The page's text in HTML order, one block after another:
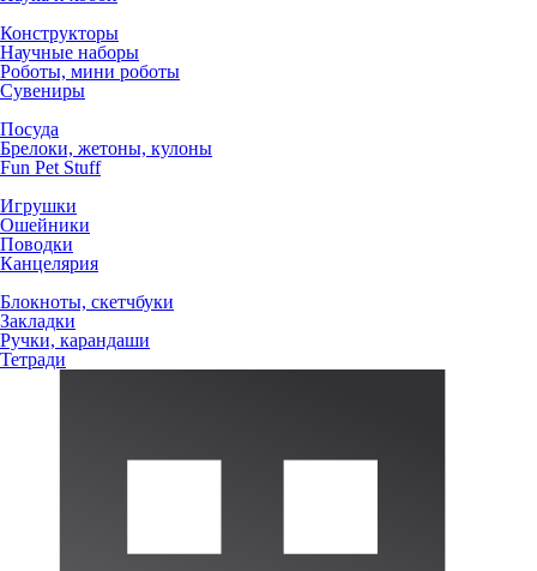
Конструкторы
Научные наборы
Роботы, мини роботы
Сувениры
Посуда
Брелоки, жетоны, кулоны
Fun Pet Stuff
Игрушки
Ошейники
Поводки
Канцелярия
Блокноты, скетчбуки
Закладки
Ручки, карандаши
Тетради